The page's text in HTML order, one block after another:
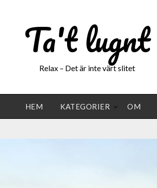
Ta't lugnt
Relax – Det är inte värt slitet
HEM KATEGORIER OM